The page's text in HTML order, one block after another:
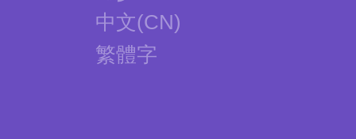
中文(CN)
繁體字